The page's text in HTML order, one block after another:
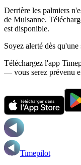
Derrière les palmiers
de Mulsanne.
est disponible.
Soyez alerté dès
Téléchargez l'app
— vous serez prévenu
Timepilot